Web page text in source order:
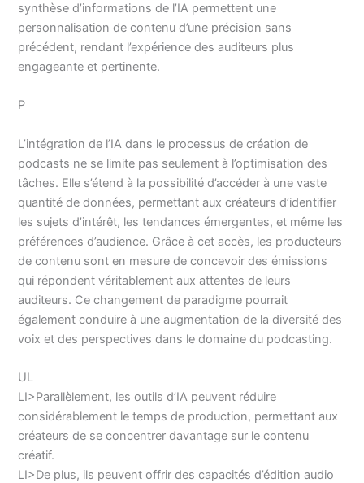
synthèse d’informations de l’IA permettent une
personnalisation de contenu d’une précision sans
précédent, rendant l’expérience des auditeurs plus
engageante et pertinente.
P
L’intégration de l’IA dans le processus de création de
podcasts ne se limite pas seulement à l’optimisation des
tâches. Elle s’étend à la possibilité d’accéder à une vaste
quantité de données, permettant aux créateurs d’identifier
les sujets d’intérêt, les tendances émergentes, et même les
préférences d’audience. Grâce à cet accès, les producteurs
de contenu sont en mesure de concevoir des émissions
qui répondent véritablement aux attentes de leurs
auditeurs. Ce changement de paradigme pourrait
également conduire à une augmentation de la diversité des
voix et des perspectives dans le domaine du podcasting.
UL
LI>Parallèlement, les outils d’IA peuvent réduire
considérablement le temps de production, permettant aux
créateurs de se concentrer davantage sur le contenu
créatif.
LI>De plus, ils peuvent offrir des capacités d’édition audio